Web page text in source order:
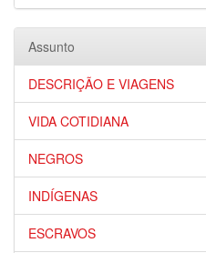
Assunto
DESCRIÇÃO E VIAGENS
VIDA COTIDIANA
NEGROS
INDÍGENAS
ESCRAVOS